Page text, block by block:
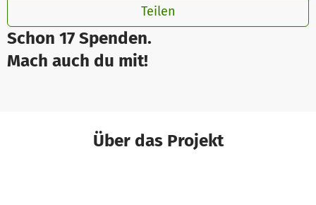
Schon 17 Spenden.
Mach auch du mit!
Teilen
Über das Projekt